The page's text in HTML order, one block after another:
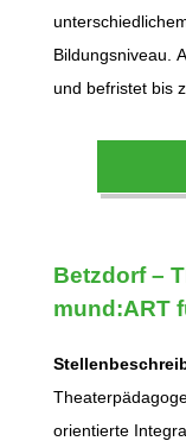
Bildungsniveau.
und befristet bis
Betzdorf–
mund:ART
orientierte